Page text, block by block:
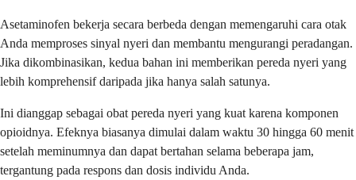
Asetaminofen bekerja secara berbeda dengan memengaruhi cara otak
Anda memproses sinyal nyeri dan membantu mengurangi peradangan.
Jika dikombinasikan, kedua bahan ini memberikan pereda nyeri yang
lebih komprehensif daripada jika hanya salah satunya.
Ini dianggap sebagai obat pereda nyeri yang kuat karena komponen
opioidnya. Efeknya biasanya dimulai dalam waktu 30 hingga 60 menit
setelah meminumnya dan dapat bertahan selama beberapa jam,
tergantung pada respons dan dosis individu Anda.